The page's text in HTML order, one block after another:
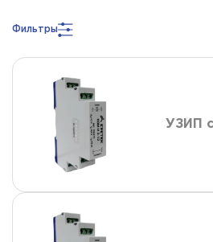
Фильтры
УЗИП